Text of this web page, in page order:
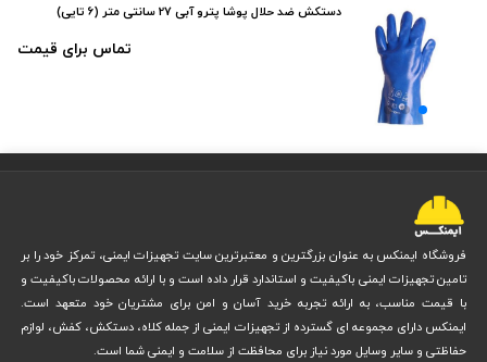
دستکش ضد حلال پوشا پترو آبی 27 سانتی متر (6 تایی)
تماس برای قیمت
فروشگاه ایمنکس به عنوان بزرگترین و معتبرترین سایت تجهیزات ایمنی، تمرکز خود را بر
تامین تجهیزات ایمنی باکیفیت و استاندارد قرار داده است و با ارائه محصولات باکیفیت و
با قیمت مناسب، به ارائه تجربه خرید آسان و امن برای مشتریان خود متعهد است.
ایمنکس دارای مجموعه ای گسترده از تجهیزات ایمنی از جمله کلاه، دستکش، کفش، لوازم
حفاظتی و سایر وسایل مورد نیاز برای محافظت از سلامت و ایمنی شما است.